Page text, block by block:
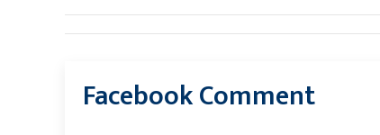
Facebook Comment